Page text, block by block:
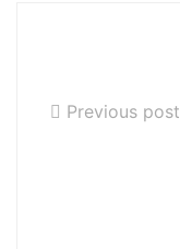
Previous post